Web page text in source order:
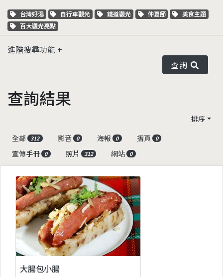
關鍵字標籤
台灣好湯 關鍵字標籤
自行車觀光 關鍵字標籤
鐵道觀光 關鍵字標籤
仲夏節 關鍵字標籤
美食主題
關鍵字標籤
百大觀光亮點
進階搜尋功能
查詢
查詢結果
排序
全部
312 影音 0 海報 0 摺頁 0
宣傳手冊 0 照片 312 網站 0
大腸包小腸